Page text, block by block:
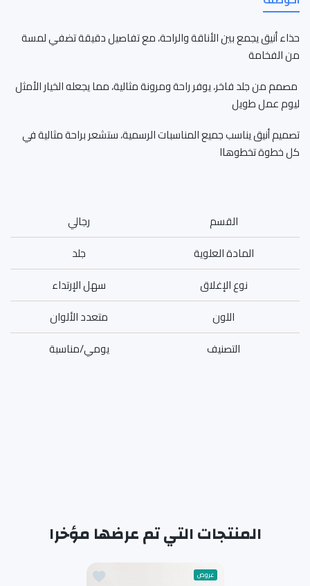
حذاء أنيق يجمع بين الأناقة والراحة، مع تفاصيل دقيقة تضفي لمسة
من الفخامة
مصمم من جلد فاخر، يوفر راحة ومرونة مثالية، مما يجعله الخيار الأمثل
ليوم عمل طويل
تصميم أنيق يناسب جميع المناسبات الرسمية، ستشعر براحة مثالية في
كل خطوة تخطوهاا
القسم
رجالي
المادة العلوية
جلد
نوع الإغلاق
سهل الإرتداء
اللون
متعدد الألوان
التصنيف
يومي/مناسبة
المنتجات التي تم عرضها مؤخرا
عروض
أضف إلى قائمة الامنيات